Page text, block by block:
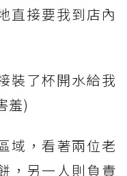
直接要我到店內
裝了杯開水給我
羞)
域，看著兩位老
，另一人則負責